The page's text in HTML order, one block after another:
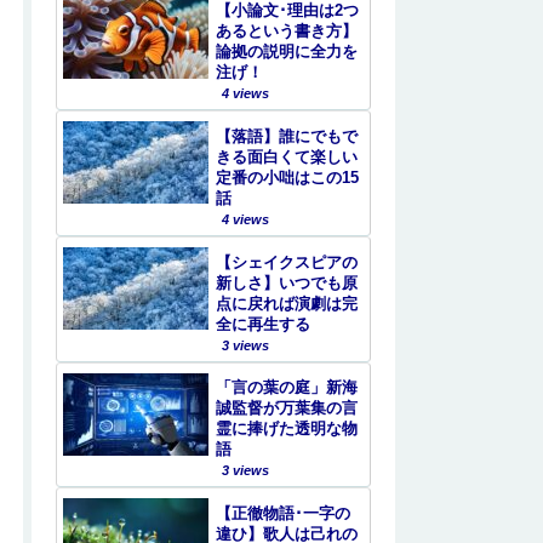
【小論文･理由は2つ
あるという書き方】
論拠の説明に全力を
注げ！
4 views
【落語】誰にでもで
きる面白くて楽しい
定番の小咄はこの15
話
4 views
【シェイクスピアの
新しさ】いつでも原
点に戻れば演劇は完
全に再生する
3 views
「言の葉の庭」新海
誠監督が万葉集の言
霊に捧げた透明な物
語
3 views
【正徹物語･一字の
違ひ】歌人は己れの